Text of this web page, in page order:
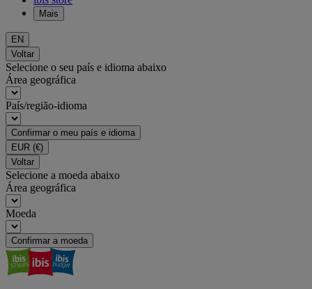
Mais
EN
Voltar
Selecione o seu país e idioma abaixo
Área geográfica
País/região-idioma
Confirmar o meu país e idioma
EUR (€)
Voltar
Selecione a moeda abaixo
Área geográfica
Moeda
Confirmar a moeda